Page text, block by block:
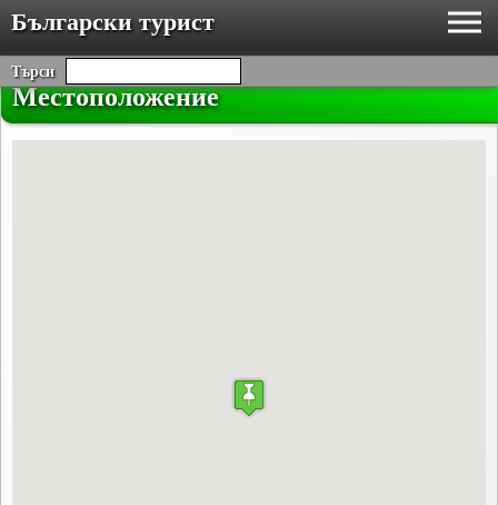
Български турист
Търси
Местоположение